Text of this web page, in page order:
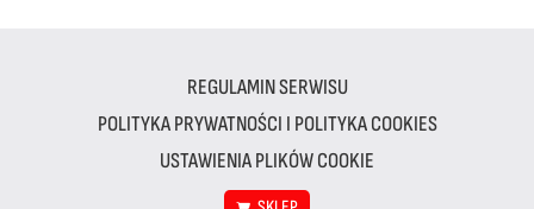
REGULAMIN SERWISU
POLITYKA PRYWATNOŚCI I POLITYKA COOKIES
USTAWIENIA PLIKÓW COOKIE